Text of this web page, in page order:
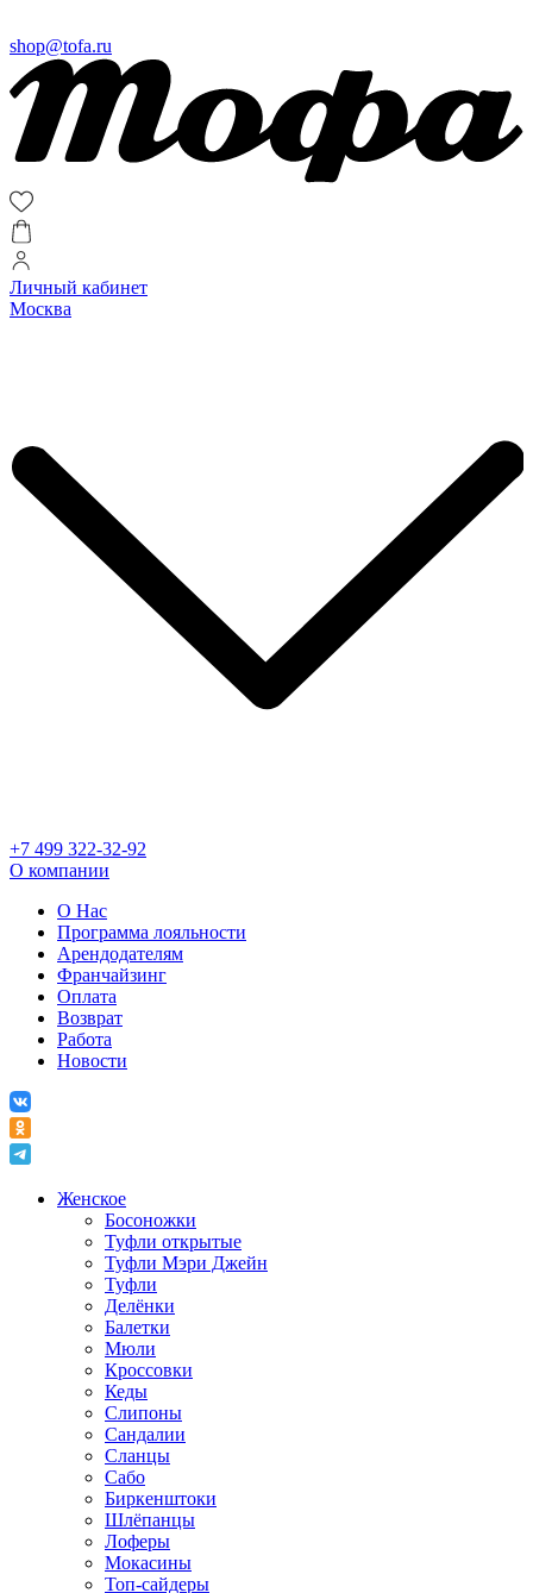
shop@tofa.ru
Личный кабинет
Москва
+7 499 322-32-92
О компании
О Нас
Программа лояльности
Арендодателям
Франчайзинг
Оплата
Возврат
Работа
Новости
Женское
Босоножки
Туфли открытые
Туфли Мэри Джейн
Туфли
Делёнки
Балетки
Мюли
Кроссовки
Кеды
Слипоны
Сандалии
Сланцы
Сабо
Биркенштоки
Шлёпанцы
Лоферы
Мокасины
Топ-сайдеры